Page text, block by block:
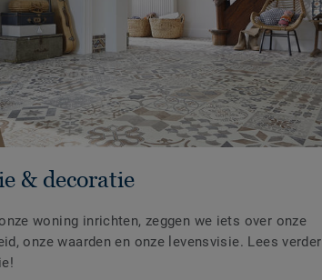
& decoratie
woning inrichten, zeggen we iets over onze
onze waarden en onze levensvisie. Lees verder